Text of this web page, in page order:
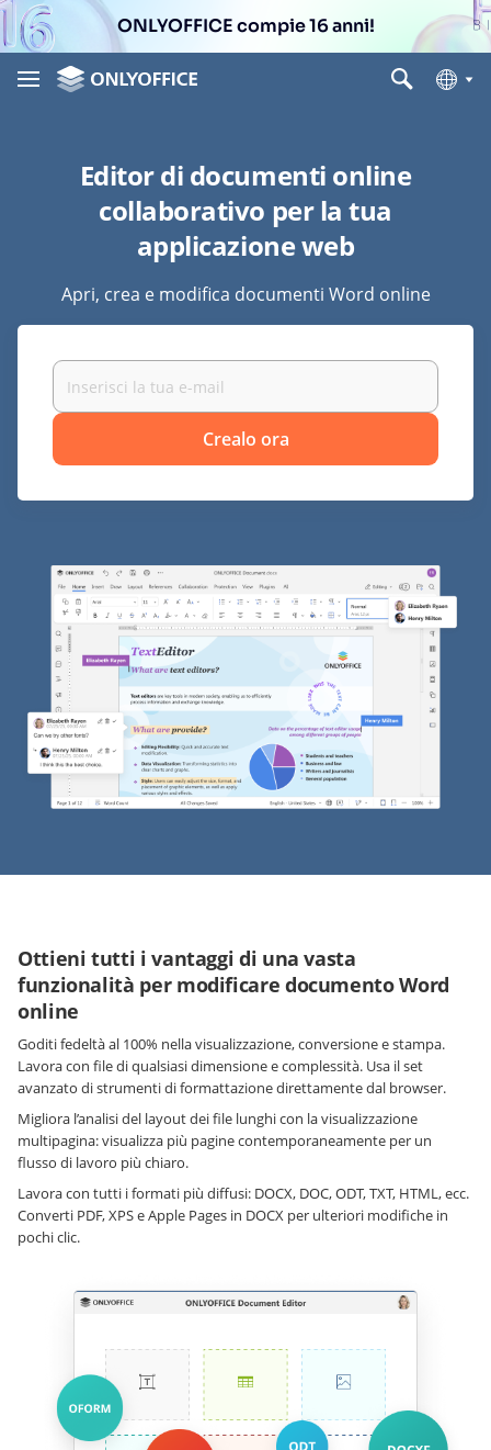
ONLYOFFICE compie 16 anni!
Editor di documenti online
collaborativo per la tua
applicazione web
Apri, crea e modifica documenti Word online
Crealo ora
Ottieni tutti i vantaggi di una vasta
funzionalità per modificare documento Word
online
Goditi fedeltà al 100% nella visualizzazione, conversione e stampa.
Lavora con file di qualsiasi dimensione e complessità. Usa il set
avanzato di strumenti di formattazione direttamente dal browser.
Migliora l’analisi del layout dei file lunghi con la visualizzazione
multipagina: visualizza più pagine contemporaneamente per un
flusso di lavoro più chiaro.
Lavora con tutti i formati più diffusi: DOCX, DOC, ODT, TXT, HTML, ecc.
Converti PDF, XPS e Apple Pages in DOCX per ulteriori modifiche in
pochi clic.